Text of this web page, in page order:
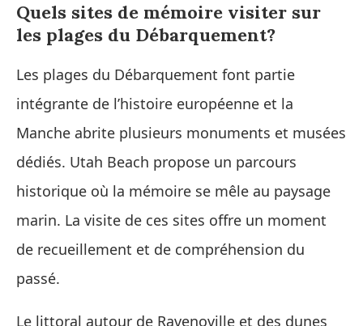
Quels sites de mémoire visiter sur
les plages du Débarquement?
Les plages du Débarquement font partie
intégrante de l’histoire européenne et la
Manche abrite plusieurs monuments et musées
dédiés. Utah Beach propose un parcours
historique où la mémoire se mêle au paysage
marin. La visite de ces sites offre un moment
de recueillement et de compréhension du
passé.
Le littoral autour de Ravenoville et des dunes